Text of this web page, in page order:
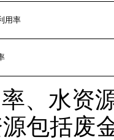
用率
、水资
包括废